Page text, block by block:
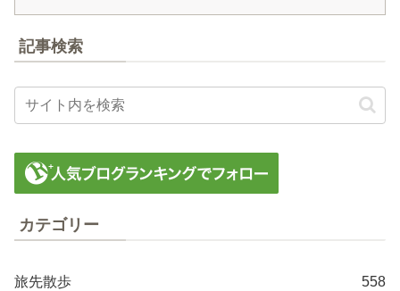
記事検索
カテゴリー
旅先散歩 558